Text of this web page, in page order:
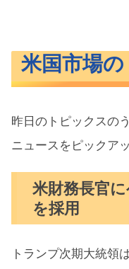
米国市場
昨日のトピックスの
ニュースをピックア
米財務長官
を採用
トランプ次期大統領